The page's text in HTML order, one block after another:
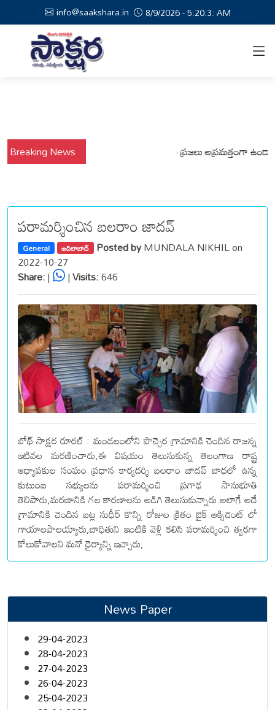
info@saakshara.in 8/9/2026 - 5:20:4: AM
Breaking News
నేపథ్యంలో కోటపల్లి, వేమనపల్లి మండలాల ప్రజలు అప్రమత్తంగా ఉండాలి
పరామర్శించిన బలరాం జాదవ్
General ఆదిలాబాద్ Posted byMUNDALA NIKHIL on
2022-10-27
Share:| |Visits:646
బోథ్ సాక్షర రూరల్ : మండలంలోని పొచ్చెర గ్రామానికి చెందిన రాజన్న
ఇటివల మరణించారు,ఈ విషయం తెలుసుకున్న తెలంగాణ రాష్ట్ర
ఆధ్యాపకుల సంఘం ప్రధాన కార్యదర్శి బలరాం జాదవ్ బాధలో ఉన్న
కుటుంబ సభ్యులను పరామర్శించి ప్రగాఢ సానుభూతి
తెలిపారు,మరణానికి గల కారణాలను అడిగి తెలుసుకున్నారు.అలాగే అదే
గ్రామానికి చెందిన ఐట్ల సుధీర్ కొన్ని రోజుల క్రితం బైక్ ఆక్సిడెంట్ లో
గాయాలపాలయ్యారు,బాధితుని ఇంటికి వెళ్లి కలిసి పరామర్శించి త్వరగా
కోలుకోవాలని మనో ధైర్యాన్ని ఇచ్చారు,
News Paper
29-04-2023
28-04-2023
27-04-2023
26-04-2023
25-04-2023